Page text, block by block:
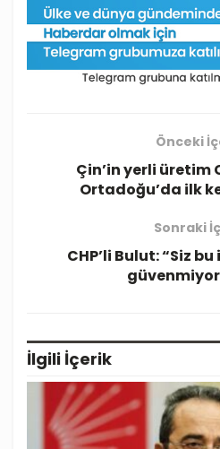
Önceki
Çin’in yerli üretim
Ortadoğu’da ilk
Sonraki
CHP’li Bulut: “Siz
İlgili İçerik